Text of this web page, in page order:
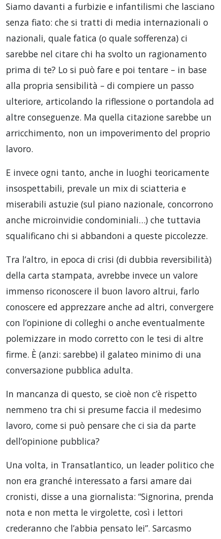
Siamo davanti a furbizie e infantilismi che lasciano
senza fiato: che si tratti di media internazionali o
nazionali, quale fatica (o quale sofferenza) ci
sarebbe nel citare chi ha svolto un ragionamento
prima di te? Lo si può fare e poi tentare – in base
alla propria sensibilità – di compiere un passo
ulteriore, articolando la riflessione o portandola ad
altre conseguenze. Ma quella citazione sarebbe un
arricchimento, non un impoverimento del proprio
lavoro.
E invece ogni tanto, anche in luoghi teoricamente
insospettabili, prevale un mix di sciatteria e
miserabili astuzie (sul piano nazionale, concorrono
anche microinvidie condominiali…) che tuttavia
squalificano chi si abbandoni a queste piccolezze.
Tra l’altro, in epoca di crisi (di dubbia reversibilità)
della carta stampata, avrebbe invece un valore
immenso riconoscere il buon lavoro altrui, farlo
conoscere ed apprezzare anche ad altri, convergere
con l’opinione di colleghi o anche eventualmente
polemizzare in modo corretto con le tesi di altre
firme. È (anzi: sarebbe) il galateo minimo di una
conversazione pubblica adulta.
In mancanza di questo, se cioè non c’è rispetto
nemmeno tra chi si presume faccia il medesimo
lavoro, come si può pensare che ci sia da parte
dell’opinione pubblica?
Una volta, in Transatlantico, un leader politico che
non era granché interessato a farsi amare dai
cronisti, disse a una giornalista: “Signorina, prenda
nota e non metta le virgolette, così i lettori
crederanno che l’abbia pensato lei”. Sarcasmo